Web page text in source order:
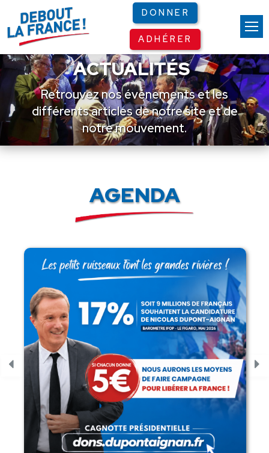
DONNER
ADHÉRER
ACTUALITÉS
Retrouvez nos événements et les
différents articles de notre site et de
notre mouvement.
AGENDA
Panneau de gestion des cookies